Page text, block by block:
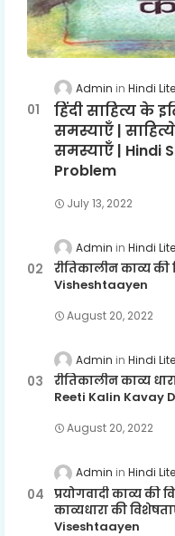
Admin Hindi
हिंदी साहित्य के
समस्याएँ |
समस्याएँ | Hindi
Problem
July 13, 2022
Admin Hindi
रीतिकालीन काव्य
Visheshtaayen
August 20, 2022
Admin Hindi
रीतिकालीन काव्य
Reeti Kalin Kavay
August 20, 2022
Admin Hindi
प्रयोगवादी काव्य की
काव्यधारा की
Viseshtaayen